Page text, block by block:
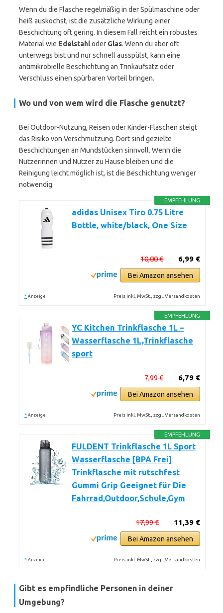
Wenn du die Flasche regelmäßig in der Spülmaschine oder
heiß auskochst, ist die zusätzliche Wirkung einer
Beschichtung oft gering. In diesem Fall reicht ein robustes
Material wie Edelstahloder Glas. Wenn du aber oft
unterwegs bist und nur schnell ausspülst, kann eine
antimikrobielle Beschichtung an Trinkaufsatz oder
Verschluss einen spürbaren Vorteil bringen.
Wo und von wem wird die Flasche genutzt?
Bei Outdoor-Nutzung, Reisen oder Kinder-Flaschen steigt
das Risiko von Verschmutzung. Dort sind gezielte
Beschichtungen an Mundstücken sinnvoll. Wenn die
Nutzerinnen und Nutzer zu Hause bleiben und die
Reinigung leicht möglich ist, ist die Beschichtung weniger
notwendig.
EMPFEHLUNG
adidas Unisex Tiro 0.75 Litre
Bottle, white/black, One Size
6,99 €
10,00 €
Bei Amazon ansehen
* Anzeige Preis inkl. MwSt., zzgl. Versandkosten
EMPFEHLUNG
YC Kitchen Trinkflasche 1L –
Wasserflasche 1L,Trinkflasche
sport
6,79 €
7,99 €
Bei Amazon ansehen
* Anzeige Preis inkl. MwSt., zzgl. Versandkosten
EMPFEHLUNG
FULDENT Trinkflasche 1L Sport
Wasserflasche [BPA Frei]
Trinkflasche mit rutschfest
Gummi Grip Geeignet für Die
Fahrrad,Outdoor,Schule,Gym
11,39 €
17,99 €
Bei Amazon ansehen
* Anzeige Preis inkl. MwSt., zzgl. Versandkosten
Gibt es empfindliche Personen in deiner
Umgebung?